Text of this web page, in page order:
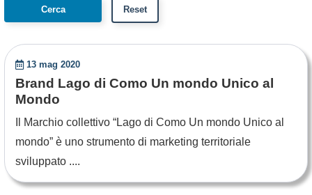
13 mag 2020
Brand Lago di Como Un mondo Unico al
Mondo
Il Marchio collettivo “Lago di Como Un mondo Unico al
mondo” è uno strumento di marketing territoriale
sviluppato ....